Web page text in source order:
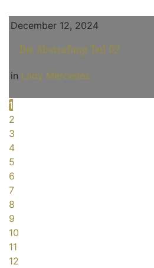
December 12, 2024
Die Abstrafung Teil 02
in Lady Mercedes
1
2
3
4
5
6
7
8
9
10
11
12